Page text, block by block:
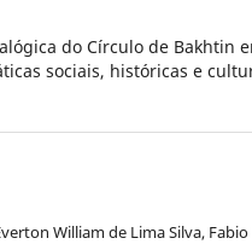
do Círculo de Bakhtin
sociais, históricas e
William de Lima Silva,